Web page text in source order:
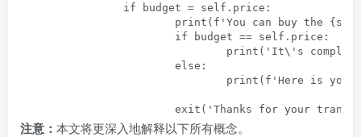
                if budget = self.price:
print(f'You can buy the
                        if budget == self.price:
print('It\'s
                        else:
print(f'Here is
exit('Thanks for your
注意： 本文将更深入地解释以下所有概念。